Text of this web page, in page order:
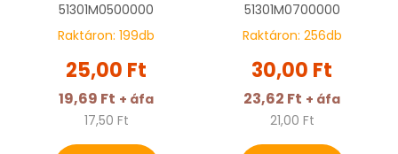
51301M0500000
Raktáron: 199db
25,00 Ft
19,69 Ft + áfa
17,50 Ft
51301M0700000
Raktáron: 256db
30,00 Ft
23,62 Ft + áfa
21,00 Ft